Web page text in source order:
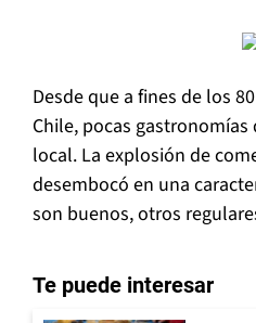
Desde que a fines de los
Chile, pocas
local. La explosión de
desembocó en una
son buenos, otros
Te puede interesar